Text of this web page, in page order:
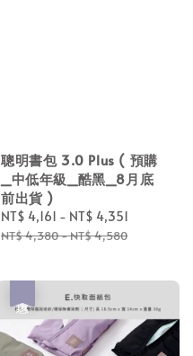
聰明書包 3.0 Plus ( 預購
_中低年級_酷黑_8月底
前出貨 )
Sale
price
NT$ 4,161 - NT$ 4,351
NT$ 4,380-NT$ 4,580